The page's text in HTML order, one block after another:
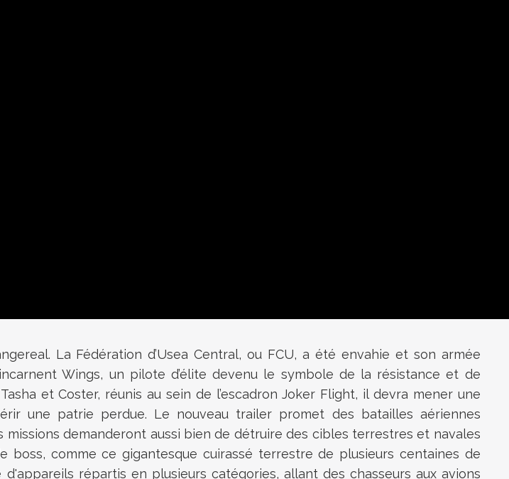
La Fédération d’Usea Central, ou FCU, a été envahie et son armée
Wings, un pilote d’élite devenu le symbole de la résistance et de
et Coster, réunis au sein de l’escadron Joker Flight, il devra mener une
une patrie perdue. Le nouveau trailer promet des batailles aériennes
demanderont aussi bien de détruire des cibles terrestres et navales
comme ce gigantesque cuirassé terrestre de plusieurs centaines de
répartis en plusieurs catégories, allant des chasseurs aux avions